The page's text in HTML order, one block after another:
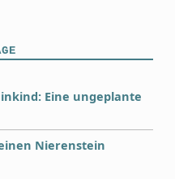
Eine ungeplante
Nierenstein